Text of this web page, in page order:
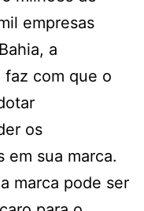
empresas
a
com que o
os
em sua marca.
marca pode ser